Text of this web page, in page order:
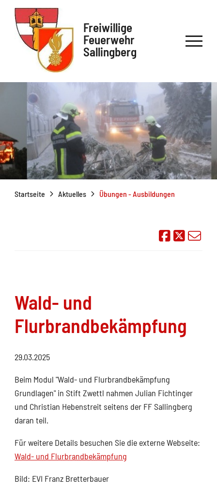
Freiwillige
Feuerwehr
Sallingberg
Startseite Aktuelles Übungen - Ausbildungen
Auf
Wald- und
Flurbrandbekämpfung
29.03.2025
Beim Modul "Wald- und Flurbrandbekämpfung
Grundlagen" in Stift Zwettl nahmen Julian Fichtinger
und Christian Hebenstreit seitens der FF Sallingberg
daran teil.
Für weitere Details besuchen Sie die externe Webseite:
Wald- und Flurbrandbekämpfung
Bild: EVI Franz Bretterbauer